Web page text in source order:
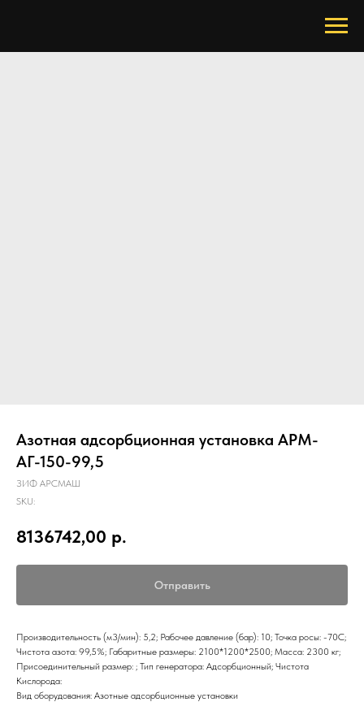
Азотная адсорбционная установка АРМ-
АГ-150-99,5
ЗИФ АРСМАШ
SKU:
8136742,00 р.
Отправить
Производительность (м3/мин): 5,2; Рабочее давление (бар): 10; Точка росы: -70С;
Чистота азота: 99,5%; Габаритные размеры: 2100*1200*2500; Масса: 2300 кг;
Присоединительный размер: ; Тип генератора: Адсорбционный; Чистота
Кислорода:
Вид оборудования: Азотные адсорбционные установки